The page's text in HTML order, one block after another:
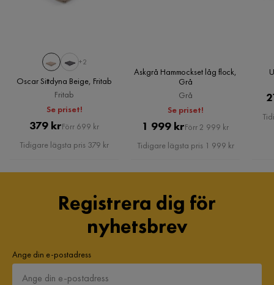
+2
Oscar Sittdyna Beige, Fritab
Fritab
Se priset!
Pris
379 krOriginal
Pris
Förr 699 kr
Tidigare lägsta pris 379 kr
Askgrå Hammockset låg flock,
Grå
Grå
Se priset!
Pris
1 999 krOriginal
Pris
Förr 2 999 kr
Tidigare lägsta pris 1 999 kr
Registrera dig för
nyhetsbrev
Ange din e-postadress